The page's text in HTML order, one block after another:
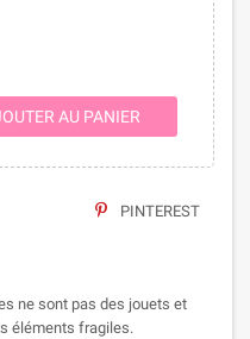
AU PANIER
PINTEREST
ne sont pas des jouets et
éléments fragiles.